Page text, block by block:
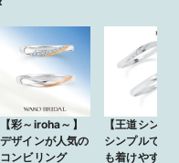
【彩～iroha～】
デザインが人気の
コンビリング
【王道シンプ
シンプルで仕
も着けやすい